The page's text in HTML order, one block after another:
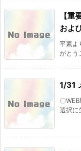
【
およ
平素よ
がとう
1/31
〇
選択に